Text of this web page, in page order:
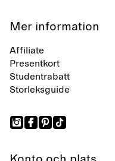
Mer information
Affiliate
Presentkort
Studentrabatt
Storleksguide